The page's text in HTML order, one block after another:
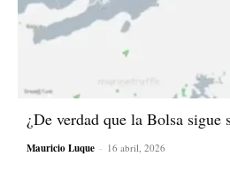
¿De verdad que la Bolsa sigue
Mauricio Luque - 16 abril, 2026